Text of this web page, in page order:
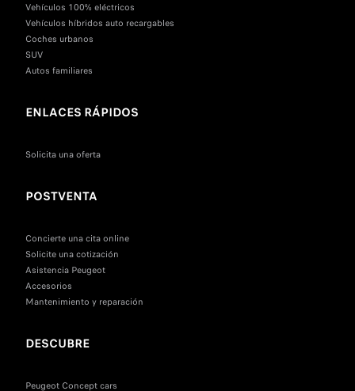
Vehículos 100% eléctricos
Vehículos híbridos auto recargables
Coches urbanos
SUV
Autos familiares
ENLACES RÁPIDOS
Solicita una oferta
POSTVENTA
Concierte una cita online
Solicite una cotización
Asistencia Peugeot
Accesorios
Mantenimiento y reparación
DESCUBRE
Peugeot Concept cars